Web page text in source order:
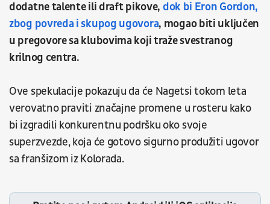
dodatne talente ili draft pikove, dok bi Eron Gordon,
zbog povreda i skupog ugovora, mogao biti uključen
u pregovore sa klubovima koji traže svestranog
krilnog centra.
Ove spekulacije pokazuju da će Nagetsi tokom leta
verovatno praviti značajne promene u rosteru kako
bi izgradili konkurentnu podršku oko svoje
superzvezde, koja će gotovo sigurno produžiti ugovor
sa franšizom iz Kolorada.